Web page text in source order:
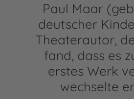
Paul Maar
deutscher
Theaterautor,
fand, dass es
erstes Werk
wechselte